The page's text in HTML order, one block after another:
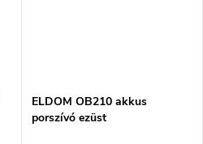
ELDOM OB210 akkus
porszívó ezüst